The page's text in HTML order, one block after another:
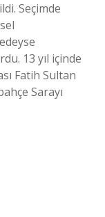
Seçimde
13 yıl içinde
Fatih Sultan
Sarayı